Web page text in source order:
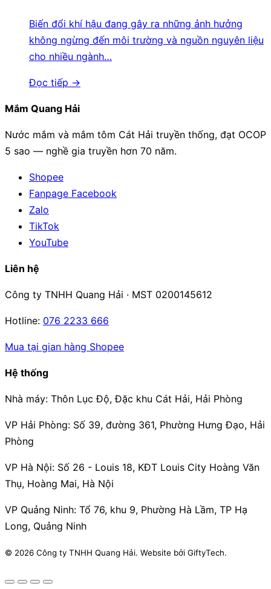
Biến đổi khí hậu đang gây ra những ảnh hưởng
không ngừng đến môi trường và nguồn nguyên liệu
cho nhiều ngành…
Đọc tiếp →
Mắm Quang Hải
Nước mắm và mắm tôm Cát Hải truyền thống, đạt OCOP
5 sao — nghề gia truyền hơn 70 năm.
Shopee
Fanpage Facebook
Zalo
TikTok
YouTube
Liên hệ
Công ty TNHH Quang Hải · MST 0200145612
Hotline: 076 2233 666
Mua tại gian hàng Shopee
Hệ thống
Nhà máy: Thôn Lục Độ, Đặc khu Cát Hải, Hải Phòng
VP Hải Phòng: Số 39, đường 361, Phường Hưng Đạo, Hải
Phòng
VP Hà Nội: Số 26 - Louis 18, KĐT Louis City Hoàng Văn
Thụ, Hoàng Mai, Hà Nội
VP Quảng Ninh: Tổ 76, khu 9, Phường Hà Lầm, TP Hạ
Long, Quảng Ninh
© 2026 Công ty TNHH Quang Hải. Website bởi GiftyTech.